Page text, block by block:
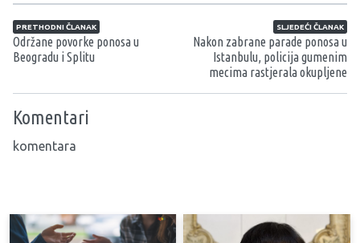
Navigacija članaka
PRETHODNI ČLANAK
Održane povorke ponosa u
Beogradu i Splitu
SLJEDEĆI ČLANAK
Nakon zabrane parade ponosa u
Istanbulu, policija gumenim
mecima rastjerala okupljene
Komentari
komentara